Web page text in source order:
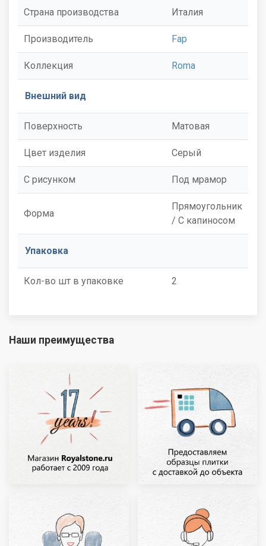
Страна производства Италия
Производитель Fap
Коллекция Roma
Внешний вид
Поверхность Матовая
Цвет изделия Серый
С рисунком Под мрамор
Форма
Прямоугольник
/ С капиносом
Упаковка
Кол-во шт в упаковке 2
Наши преимущества